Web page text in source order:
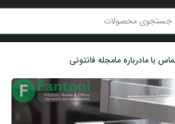
با مادرباره مامجله فانتونی